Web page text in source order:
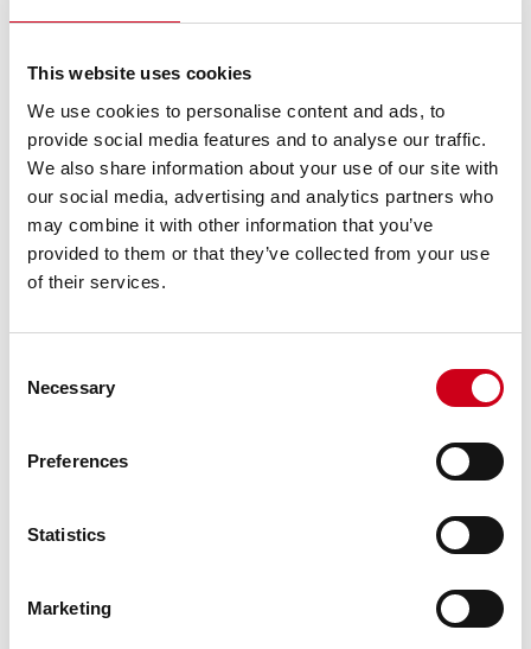
This website uses cookies
We use cookies to personalise content and ads, to
provide social media features and to analyse our traffic.
We also share information about your use of our site with
our social media, advertising and analytics partners who
may combine it with other information that you’ve
provided to them or that they’ve collected from your use
of their services.
Selection
Necessary
Preferences
Statistics
Marketing